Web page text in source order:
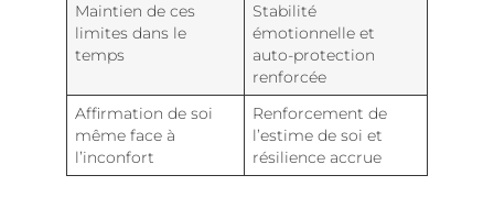
Maintien de ces
limites dans le
temps
Stabilité
émotionnelle et
auto-protection
renforcée
Affirmation de soi
même face à
l’inconfort
Renforcement de
l’estime de soi et
résilience accrue